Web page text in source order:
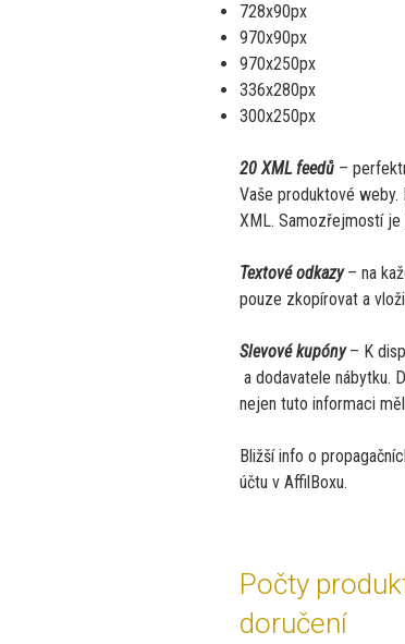
728x90px
970x90px
970x250px
336x280px
300x250px
20 XML feedů –
Vaše produktové
XML. Samozřejmostí je
Textové odkazy– na
pouze zkopírovat a
Slevové kupóny– K
a dodavatele nábytku.
nejen tuto informaci
Bližší info o
účtu v AffilBoxu.
Počty
doručení